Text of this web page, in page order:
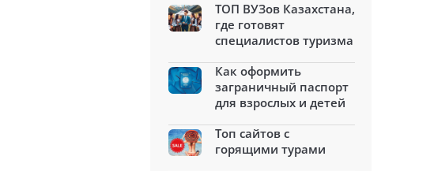
ТОП ВУЗов Казахстана,
где готовят
специалистов туризма
Как оформить
заграничный паспорт
для взрослых и детей
Топ сайтов с
горящими турами